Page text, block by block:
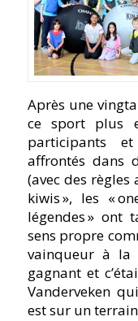
Après une
ce sport plus
participants
affrontés dans
(avec des règles
kiwis », les «
légendes » ont
sens propre
vainqueur à la
gagnant et
Vanderveken
est sur un